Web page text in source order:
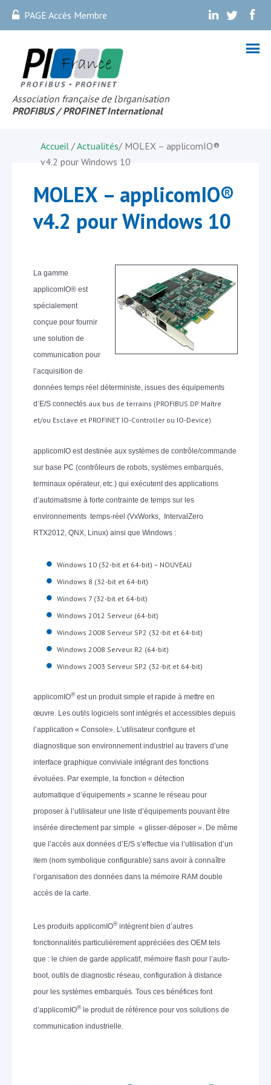
PAGE Accès Membre . . .
Association française de l’organisation
PROFIBUS / PROFINET International
Accueil /Actualités/ MOLEX – applicomIO®
v4.2 pour Windows 10
MOLEX – applicomIO®
v4.2 pour Windows 10
La gamme
applicomIO® est
spécialement
conçue pour fournir
une solution de
communication pour
l’acquisition de
données temps réel déterministe, issues des équipements
d’E/S connectés aux bus de terrains (PROFIBUS DP Maître
et/ou Esclave et PROFINET IO-Controller ou IO-Device).
applicomIO est destinée aux systèmes de contrôle/commande
sur base PC (contrôleurs de robots, systèmes embarqués,
terminaux opérateur, etc.) qui exécutent des applications
d’automatisme à forte contrainte de temps sur les
environnements temps-réel (VxWorks, IntervalZero
RTX2012, QNX, Linux) ainsi que Windows :
Windows 10 (32-bit et 64-bit) – NOUVEAU
Windows 8 (32-bit et 64-bit)
Windows 7 (32-bit et 64-bit)
Windows 2012 Serveur (64-bit)
Windows 2008 Serveur SP2 (32-bit et 64-bit)
Windows 2008 Serveur R2 (64-bit)
Windows 2003 Serveur SP2 (32-bit et 64-bit)
applicomIO®est un produit simple et rapide à mettre en
œuvre. Les outils logiciels sont intégrés et accessibles depuis
l’application « Console». L’utilisateur configure et
diagnostique son environnement industriel au travers d’une
interface graphique conviviale intégrant des fonctions
évoluées. Par exemple, la fonction « détection
automatique d’équipements » scanne le réseau pour
proposer à l’utilisateur une liste d’équipements pouvant être
insérée directement par simple « glisser-déposer ». De même
que l’accès aux données d’E/S s’effectue via l’utilisation d’un
item (nom symbolique configurable) sans avoir à connaître
l’organisation des données dans la mémoire RAM double
accès de la carte.
Les produits applicomIO®intègrent bien d’autres
fonctionnalités particulièrement appréciées des OEM tels
que : le chien de garde applicatif, mémoire flash pour l’auto-
boot, outils de diagnostic réseau, configuration à distance
pour les systèmes embarqués. Tous ces bénéfices font
d’applicomIO®le produit de référence pour vos solutions de
communication industrielle.